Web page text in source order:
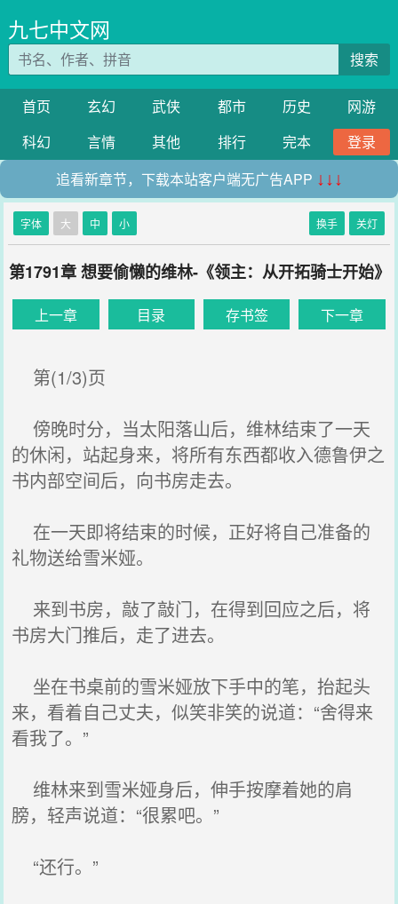
九七中文网
搜索
首页 玄幻 武侠 都市 历史
网游
科幻
言情 其他 排行 完本
登录
追看新章节，下载本站客户端无广告APP ↓↓↓
字体 大 中 小 换手 关灯
第1791章 想要偷懒的维林-《领主：从开拓骑士开始》
上一章 目录 存书签 下一章
第(1/3)页
傍晚时分，当太阳落山后，维林结束了一天
的休闲，站起身来，将所有东西都收入德鲁伊之
书内部空间后，向书房走去。
在一天即将结束的时候，正好将自己准备的
礼物送给雪米娅。
来到书房，敲了敲门，在得到回应之后，将
书房大门推后，走了进去。
坐在书桌前的雪米娅放下手中的笔，抬起头
来，看着自己丈夫，似笑非笑的说道：“舍得来
看我了。”
维林来到雪米娅身后，伸手按摩着她的肩
膀，轻声说道：“很累吧。”
“还行。”